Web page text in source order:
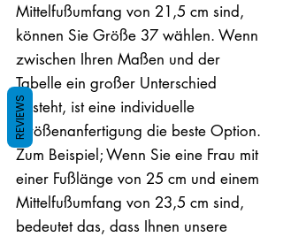
Mittelfußumfang von 21,5 cm sind,
können Sie Größe 37 wählen. Wenn
zwischen Ihren Maßen und der
Tabelle ein großer Unterschied
besteht, ist eine individuelle
Größenanfertigung die beste Option.
Zum Beispiel; Wenn Sie eine Frau mit
einer Fußlänge von 25 cm und einem
Mittelfußumfang von 23,5 cm sind,
bedeutet das, dass Ihnen unsere
REVIEWS